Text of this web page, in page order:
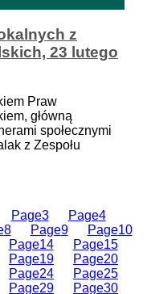
z
23 lutego
Praw
główną
społecznymi
z Zespołu
Page3 Page4
8 Page9 Page10
Page14 Page15
Page19 Page20
Page24 Page25
Page29 Page30